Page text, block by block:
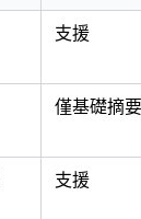
支援
僅基礎摘要
支援